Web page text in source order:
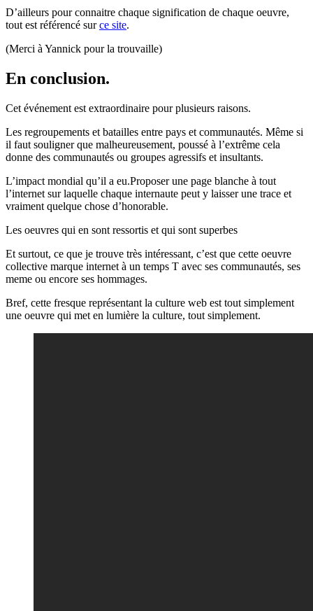
D’ailleurs pour connaitre chaque signification de chaque oeuvre,
tout est référencé surce site.
(Merci à Yannick pour la trouvaille)
En conclusion.
Cet événement est extraordinaire pour plusieurs raisons.
Les regroupements et batailles entre pays et communautés. Même si
il faut souligner que malheureusement, poussé à l’extrême cela
donne des communautés ou groupes agressifs et insultants.
L’impact mondial qu’il a eu.Proposer une page blanche à tout
l’internet sur laquelle chaque internaute peut y laisser une trace et
vraiment quelque chose d’honorable.
Les oeuvres qui en sont ressortis et qui sont superbes
Et surtout, ce que je trouve très intéressant, c’est que cette oeuvre
collective marque internet à un temps T avec ses communautés, ses
meme ou encore ses hommages.
Bref, cette fresque représentant la culture web est tout simplement
une oeuvre qui met en lumière la culture, tout simplement.